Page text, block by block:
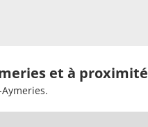
et à proximité